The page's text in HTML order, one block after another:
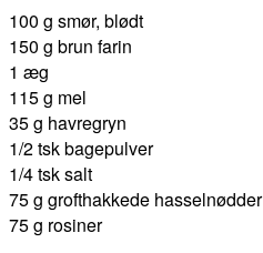
100 g smør, blødt
150 g brun farin
1 æg
115 g mel
35 g havregryn
1/2 tsk bagepulver
1/4 tsk salt
75 g grofthakkede hasselnødder
75 g rosiner